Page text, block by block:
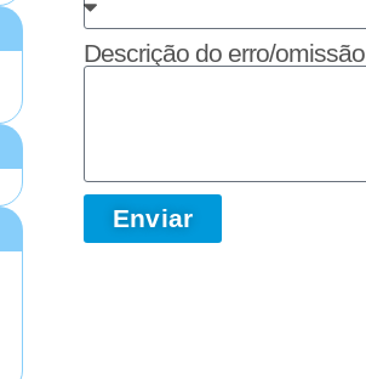
Descrição do erro/omissão
Enviar